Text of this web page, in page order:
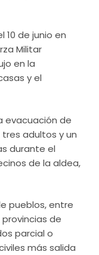
10 de junio en
Militar
en la
y el
evacuación de
adultos y un
durante el
de la aldea,
pueblos, entre
provincias de
parcial o
más salida